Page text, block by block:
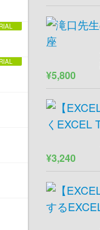
¥5,800
¥3,240